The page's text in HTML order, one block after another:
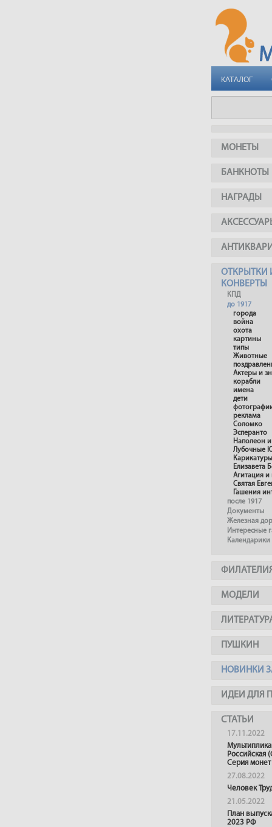
КАТАЛОГ
МОНЕТЫ
БАНКНОТЫ
НАГРАДЫ
ОТКРЫТКИ
КОНВЕРТЫ
КПД
до 1917
города
война
охота
картины
типы
Животные
Актеры и
корабли
имена
дети
реклама
Соломко
Эсперанто
Наполеон и
Лубочные
Карикатуры
Елизавета
Агитация и
Святая
Гашения
после 1917
Документы
Железная
Интересные
Календарики
МОДЕЛИ
ПУШКИН
НОВИНКИ
ИДЕИ ДЛЯ
СТАТЬИ
17.11.2022
Российская
Серия монет
27.08.2022
Человек
21.05.2022
План
2023 РФ